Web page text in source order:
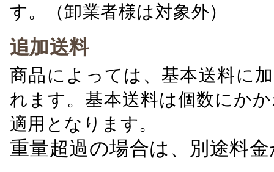
す。（卸業者様は対象外）
追加送料
商品によっては、基本送料に
れます。基本送料は個数にか
適用となります。
重量超過の場合は、別途料